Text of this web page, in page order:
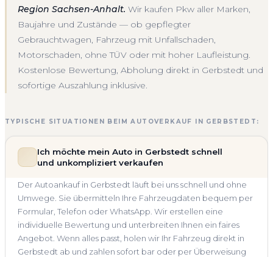
Region Sachsen-Anhalt. Wir kaufen Pkw aller Marken,
Baujahre und Zustände — ob gepflegter
Gebrauchtwagen, Fahrzeug mit Unfallschaden,
Motorschaden, ohne TÜV oder mit hoher Laufleistung.
Kostenlose Bewertung, Abholung direkt in Gerbstedt und
sofortige Auszahlung inklusive.
TYPISCHE SITUATIONEN BEIM AUTOVERKAUF IN GERBSTEDT:
Ich möchte mein Auto in Gerbstedt schnell
und unkompliziert verkaufen
Der Autoankauf in Gerbstedt läuft bei uns schnell und ohne
Umwege. Sie übermitteln Ihre Fahrzeugdaten bequem per
Formular, Telefon oder WhatsApp. Wir erstellen eine
individuelle Bewertung und unterbreiten Ihnen ein faires
Angebot. Wenn alles passt, holen wir Ihr Fahrzeug direkt in
Gerbstedt ab und zahlen sofort bar oder per Überweisung